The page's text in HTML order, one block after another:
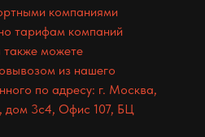
компаниями
тарифам компаний
можете
из нашего
по адресу: г. Москва,
дом 3с4, Офис 107, БЦ